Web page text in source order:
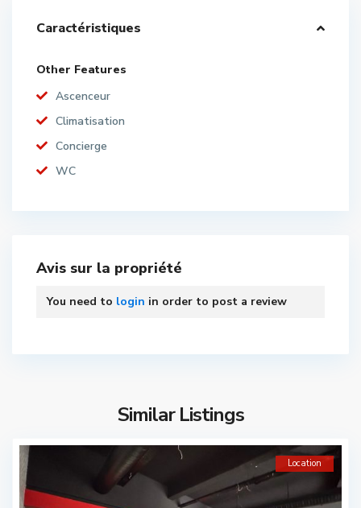
Caractéristiques
Other Features
Ascenceur
Climatisation
Concierge
WC
Avis sur la propriété
You need to login in order to post a review
Similar Listings
Location